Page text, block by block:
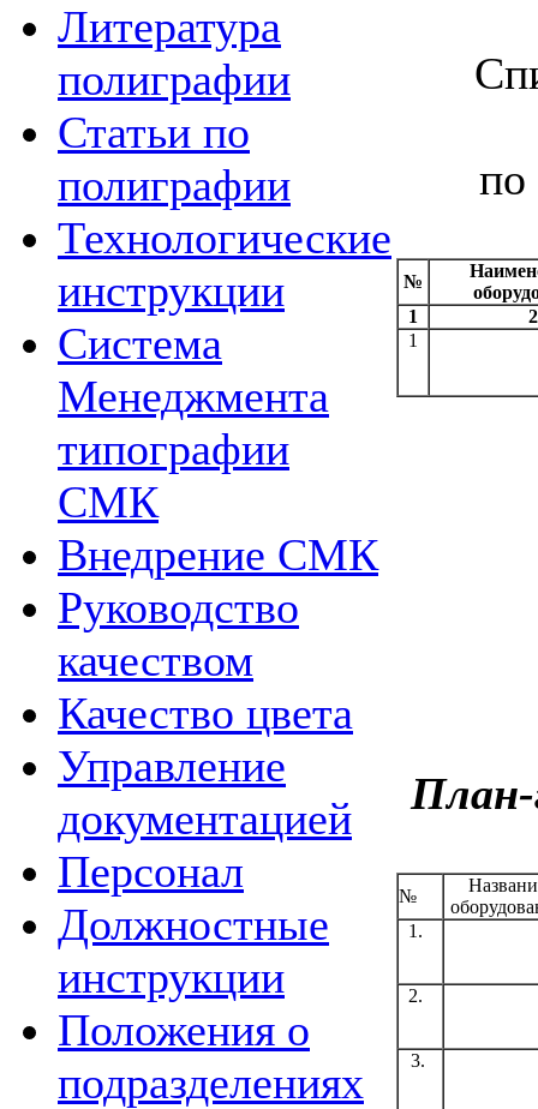
Литература
полиграфии
Статьи по
полиграфии
Технологические
инструкции
Система
Менеджмента
типографии
СМК
Внедрение СМК
Руководство
качеством
Качество цвета
Управление
документацией
Персонал
Должностные
инструкции
Положения о
подразделениях
по
№
1
2
1
№
1.
2.
3.